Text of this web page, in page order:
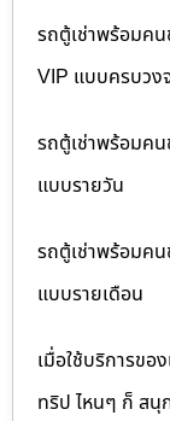
รถตู้เช่าพร้อมค
VIP แบบครบวง
รถตู้เช่าพร้อมค
แบบรายวัน
รถตู้เช่าพร้อมค
แบบรายเดือน
เมื่อใช้บริการของ
ทริป ไหนๆ ก็ สนุ